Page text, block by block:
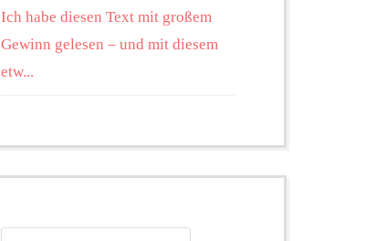
Ich habe diesen Text mit großem
Gewinn gelesen – und mit diesem
etw...